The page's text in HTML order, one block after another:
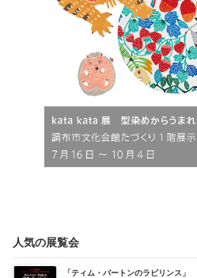
人気の展覧会
「ティム・バートンのラビリンス」